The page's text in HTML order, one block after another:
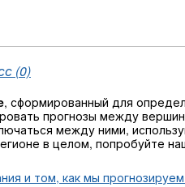
(0)
, сформированный для
прогнозы между
между ними,
в целом, попробуйте
и том, как мы